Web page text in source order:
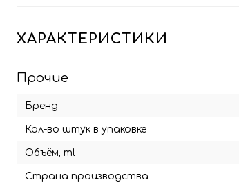
ХАРАКТЕРИСТИКИ
Прочие
Бренд
Кол-во штук в упаковке
Объём, ml
Страна производства